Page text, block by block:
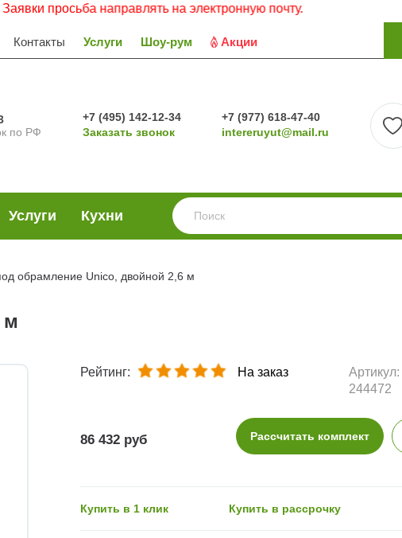
направлять на электронную почту.
Контакты Услуги Шоу-рум Акции
по РФ
+7 (495) 142-12-34
Заказать звонок
+7 (977) 618-47-40
intereruyut@mail.ru
Услуги Кухни
обрамление Unico, двойной 2,6 м
м
Рейтинг: На заказ
Артикул:
244472
86 432 руб Рассчитать комплект
Купить в 1 клик Купить в рассрочку